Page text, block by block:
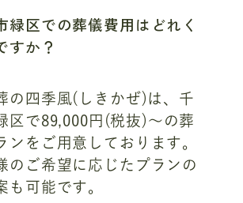
緑区での葬儀費用はどれく
すか？
の四季風(しきかぜ)は、千
区で89,000円(税抜)～の葬
ンをご用意しております。
のご希望に応じたプランの
も可能です。